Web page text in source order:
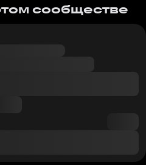
сообществе